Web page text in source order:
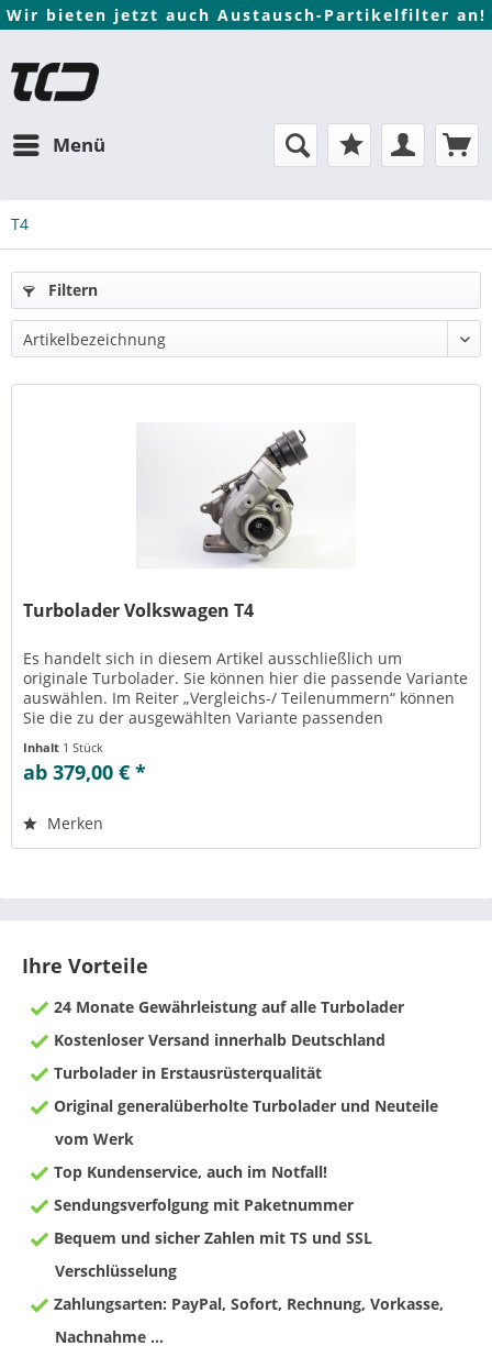
Wir bieten jetzt auch Austausch-Partikelfilter an!
Menü
T4
Filtern
Turbolader Volkswagen T4
Es handelt sich in diesem Artikel ausschließlich um
originale Turbolader. Sie können hier die passende Variante
auswählen. Im Reiter „Vergleichs-/ Teilenummern“ können
Sie die zu der ausgewählten Variante passenden
Inhalt 1 Stück
ab 379,00 € *
Merken
Ihre Vorteile
24 Monate Gewährleistung auf alle Turbolader
Kostenloser Versand innerhalb Deutschland
Turbolader in Erstausrüsterqualität
Original generalüberholte Turbolader und Neuteile
vom Werk
Top Kundenservice, auch im Notfall!
Sendungsverfolgung mit Paketnummer
Bequem und sicher Zahlen mit TS und SSL
Verschlüsselung
Zahlungsarten: PayPal, Sofort, Rechnung, Vorkasse,
Nachnahme ...